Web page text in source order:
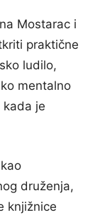
Mostarac i
praktične
ludilo,
mentalno
kada je
druženja,
knjižnice